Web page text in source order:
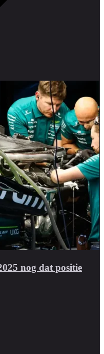
nog dat positie